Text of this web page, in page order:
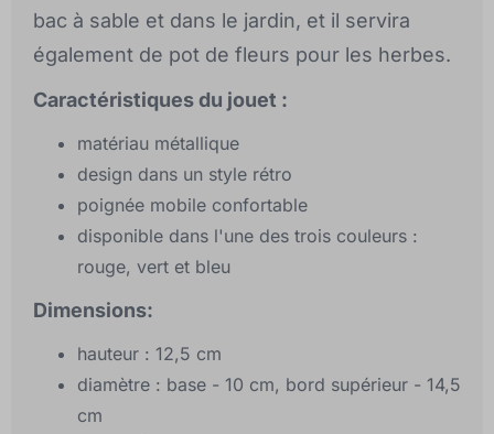
bac à sable et dans le jardin, et il servira
également de pot de fleurs pour les herbes.
Caractéristiques du jouet :
matériau métallique
design dans un style rétro
poignée mobile confortable
disponible dans l'une des trois couleurs :
rouge, vert et bleu
Dimensions:
hauteur : 12,5 cm
diamètre : base - 10 cm, bord supérieur - 14,5
cm